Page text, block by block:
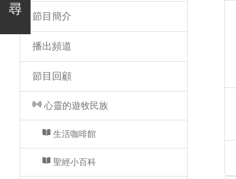
尋
節目簡介
播出頻道
節目回顧
心靈的遊牧民族
生活咖啡館
聖經小百科